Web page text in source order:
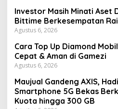
Investor Masih Minati Aset
Bittime Berkesempatan
Agustus 6, 2026
Cara Top Up Diamond
Cepat & Aman di Gamezi
Agustus 6, 2026
Maujual Gandeng AXIS,
Smartphone 5G Bekas
Kuota hingga 300 GB